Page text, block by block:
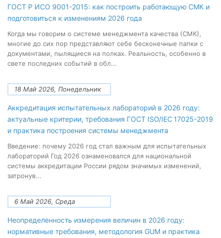
ГОСТ Р ИСО 9001-2015: как построить работающую СМК и
подготовиться к изменениям 2026 года
Когда мы говорим о системе менеджмента качества (СМК),
многие до сих пор представляют себе бесконечные папки с
документами, пылящиеся на полках. Реальность, особенно в
свете последних событий в обл...
18 Май 2026, Понедельник
Аккредитация испытательных лабораторий в 2026 году:
актуальные критерии, требования ГОСТ ISO/IEC 17025-2019
и практика построения системы менеджмента
Введение: почему 2026 год стал важным для испытательных
лабораторий Год 2026 ознаменовался для национальной
системы аккредитации России рядом значимых изменений,
затронув...
6 Май 2026, Среда
Неопределенность измерения величин в 2026 году:
нормативные требования, методология GUM и практика